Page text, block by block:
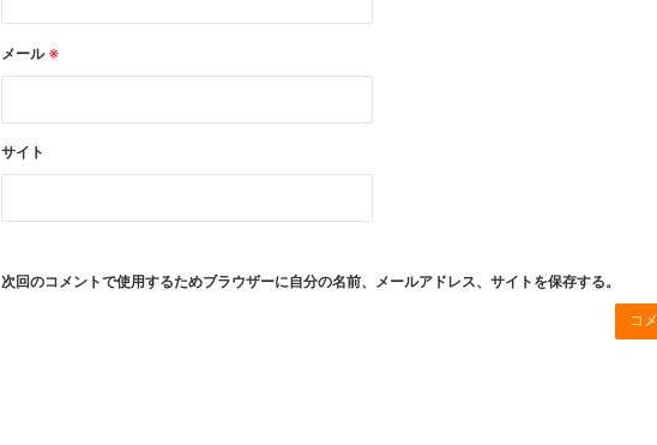
メール ※
サイト
次回のコメントで使用するためブラウザーに自分の名前、メールアドレス、サイトを保存する。